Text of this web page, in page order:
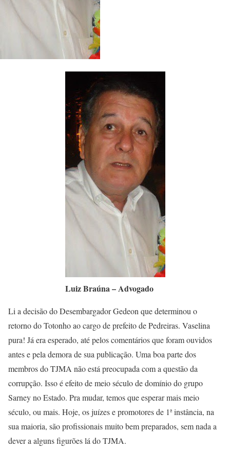
Luiz Braúna – Advogado
Li a decisão do Desembargador Gedeon que determinou o
retorno do Totonho ao cargo de prefeito de Pedreiras. Vaselina
pura! Já era esperado, até pelos comentários que foram ouvidos
antes e pela demora de sua publicação. Uma boa parte dos
membros do TJMA não está preocupada com a questão da
corrupção. Isso é efeito de meio século de domínio do grupo
Sarney no Estado. Pra mudar, temos que esperar mais meio
século, ou mais. Hoje, os juízes e promotores de 1ª instância, na
sua maioria, são profissionais muito bem preparados, sem nada a
dever a alguns figurões lá do TJMA.